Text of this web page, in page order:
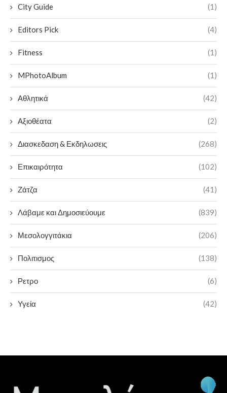
City Guide (1)
Editors Pick (4)
Fitness (1)
MPhotoAlbum (1)
Αθλητικά (42)
Αξιοθέατα (2)
Διασκεδαση & Εκδηλωσεις (268)
Επικαιρότητα (102)
Ζάτζα (41)
Λάβαμε και Δημοσιεύουμε (839)
Μεσολογγιτάκια (206)
Πολιτισμος (138)
Ρετρο (6)
Υγεία (42)